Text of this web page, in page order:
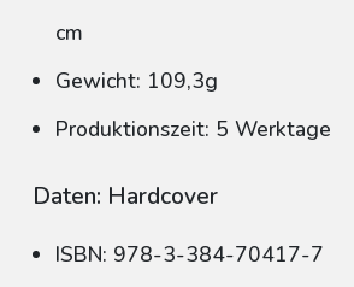
cm
Gewicht: 109,3g
Produktionszeit: 5 Werktage
Daten: Hardcover
ISBN: 978-3-384-70417-7